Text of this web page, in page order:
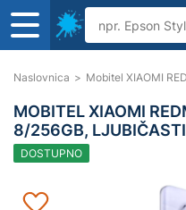
Naslovnica > Mobitel XIAOMI
MOBITEL XIAOMI
8/256GB, LJUBIČASTI
DOSTUPNO